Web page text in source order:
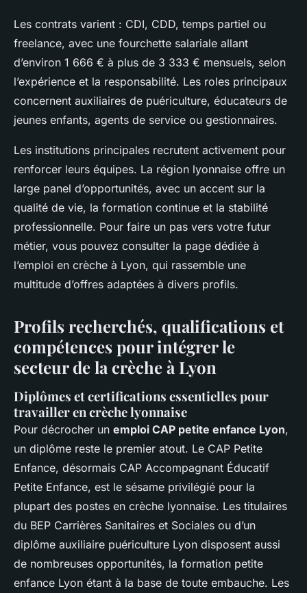
Les contrats varient : CDI, CDD, temps partiel ou
freelance, avec une fourchette salariale allant
d’environ 1 666 € à plus de 3 333 € mensuels, selon
l’expérience et la responsabilité. Les roles principaux
concernent auxiliaires de puériculture, éducateurs de
jeunes enfants, agents de service ou gestionnaires.
Les institutions principales recrutent activement pour
renforcer leurs équipes. La région lyonnaise offre un
large panel d’opportunités, avec un accent sur la
qualité de vie, la formation continue et la stabilité
professionnelle. Pour faire un pas vers votre futur
métier, vous pouvez consulter la page dédiée à
l’emploi en crèche à Lyon, qui rassemble une
multitude d’offres adaptées à divers profils.
Profils recherchés, qualifications et
compétences pour intégrer le
secteur de la crèche à Lyon
Diplômes et certifications essentielles pour
travailler en crèche lyonnaise
Pour décrocher un emploi CAP petite enfance Lyon,
un diplôme reste le premier atout. Le CAP Petite
Enfance, désormais CAP Accompagnant Éducatif
Petite Enfance, est le sésame privilégié pour la
plupart des postes en crèche lyonnaise. Les titulaires
du BEP Carrières Sanitaires et Sociales ou d’un
diplôme auxiliaire puériculture Lyon disposent aussi
de nombreuses opportunités, la formation petite
enfance Lyon étant à la base de toute embauche. Les